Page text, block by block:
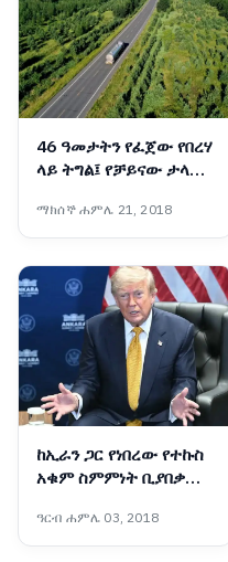
46 ዓመታትን የፈጀው የበረሃ
ላይ ትግል፤ የቻይናው ታላቁ
ስኬት
ማክሰኞ ሐምሌ 21, 2018
ከኢራን ጋር የነበረው የተኩስ
አቁም ስምምነት ቢያበቃም
ትወያያለች፦ ፕሬዝዳንት
ትራምፕ
ዓርብ ሐምሌ 03, 2018